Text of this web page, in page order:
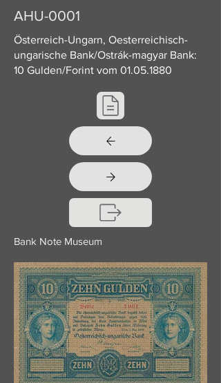
AHU-0001
Österreich-Ungarn, Oesterreichisch-
ungarische Bank/Ostrák-magyar Bank:
10 Gulden/Forint vom 01.05.1880
Bank Note Museum